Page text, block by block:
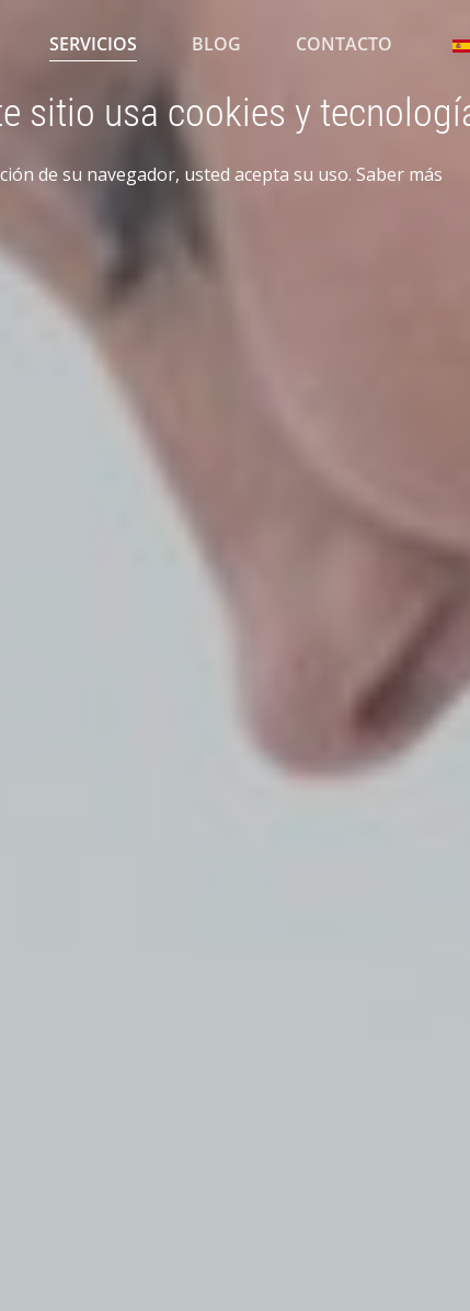
SERVICIOS BLOG CONTACTO
sitio usa cookies y
de su navegador, usted acepta su uso. Saber más